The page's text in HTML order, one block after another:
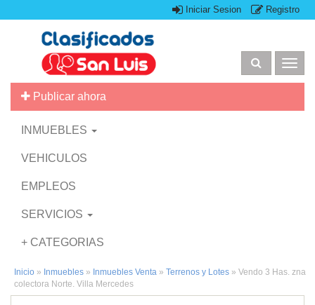
Iniciar Sesion Registro
Publicar ahora
INMUEBLES
VEHICULOS
EMPLEOS
SERVICIOS
+ CATEGORIAS
Inicio » Inmuebles » Inmuebles Venta » Terrenos y Lotes » Vendo 3 Has. zna
colectora Norte. Villa Mercedes